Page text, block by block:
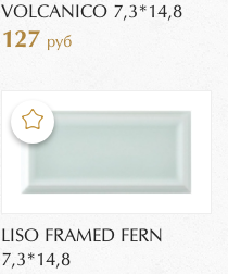
VOLCANICO 7,3*14,8
127 руб
LISO FRAMED FERN
7,3*14,8